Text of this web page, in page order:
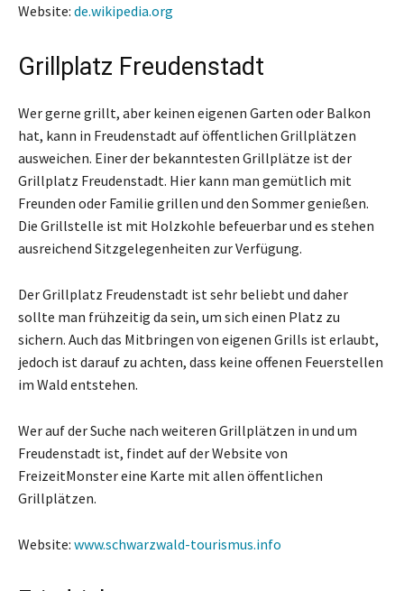
Website: de.wikipedia.org
Grillplatz Freudenstadt
Wer gerne grillt, aber keinen eigenen Garten oder Balkon
hat, kann in Freudenstadt auf öffentlichen Grillplätzen
ausweichen. Einer der bekanntesten Grillplätze ist der
Grillplatz Freudenstadt. Hier kann man gemütlich mit
Freunden oder Familie grillen und den Sommer genießen.
Die Grillstelle ist mit Holzkohle befeuerbar und es stehen
ausreichend Sitzgelegenheiten zur Verfügung.
Der Grillplatz Freudenstadt ist sehr beliebt und daher
sollte man frühzeitig da sein, um sich einen Platz zu
sichern. Auch das Mitbringen von eigenen Grills ist erlaubt,
jedoch ist darauf zu achten, dass keine offenen Feuerstellen
im Wald entstehen.
Wer auf der Suche nach weiteren Grillplätzen in und um
Freudenstadt ist, findet auf der Website von
FreizeitMonster eine Karte mit allen öffentlichen
Grillplätzen.
Website: www.schwarzwald-tourismus.info